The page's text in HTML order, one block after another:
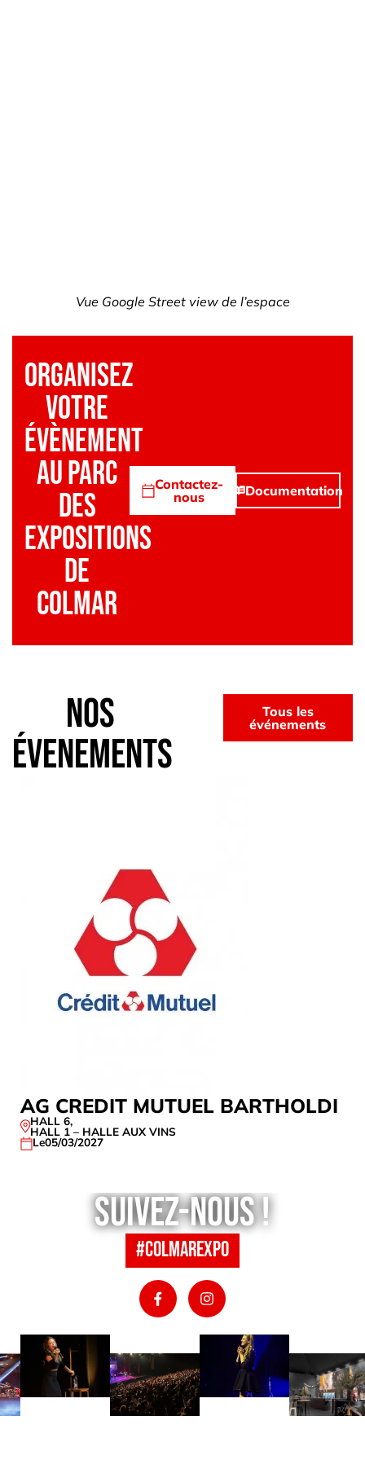
Vue Google Street view de l’espace
Organisez
votre
évènement
au Parc
des
Expositions
de
Colmar
Contactez-
nous
Documentation
Nos
évenements
Tous les
événements
AG CREDIT MUTUEL BARTHOLDI
HALL 6,
HALL 1 – HALLE AUX VINS
Le05/03/2027
Suivez-nous !
#colmarexpo